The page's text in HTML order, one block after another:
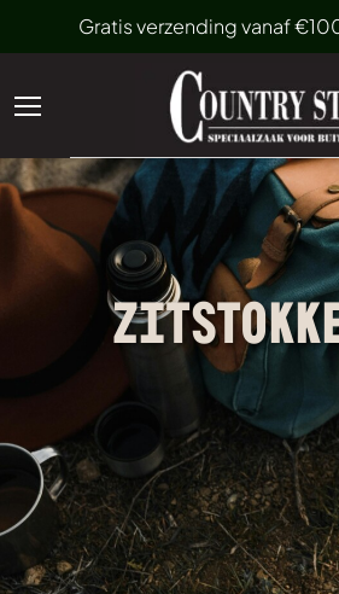
Gratis verzending vanaf